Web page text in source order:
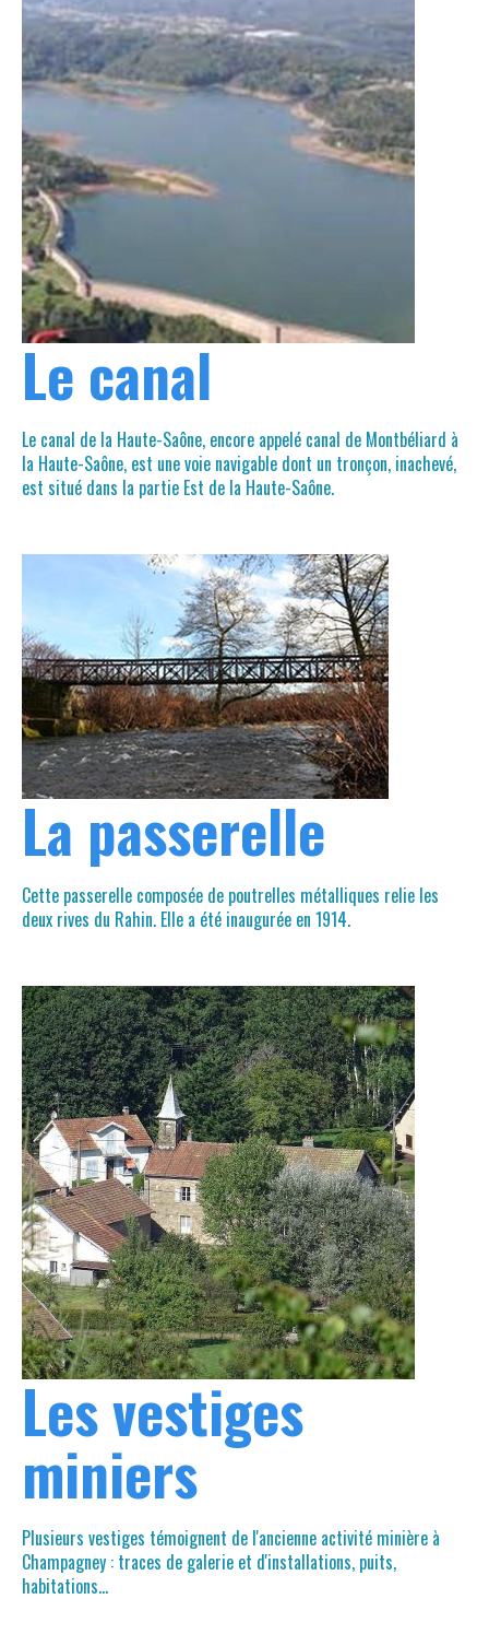
Le canal
Le canal de la Haute-Saône, encore appelé canal de Montbéliard à
la Haute-Saône, est une voie navigable dont un tronçon, inachevé,
est situé dans la partie Est de la Haute-Saône.
La passerelle
Cette passerelle composée de poutrelles métalliques relie les
deux rives du Rahin. Elle a été inaugurée en 1914.
Les vestiges
miniers
Plusieurs vestiges témoignent de l'ancienne activité minière à
Champagney : traces de galerie et d'installations, puits,
habitations...